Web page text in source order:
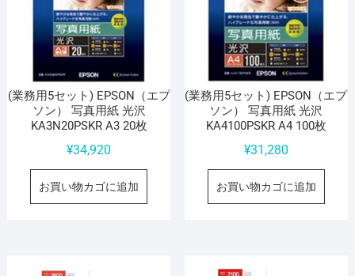
(業務用5セット) EPSON（エプ
ソン） 写真用紙 光沢
KA3N20PSKR A3 20枚
¥34,920
お買い物カゴに追加
(業務用5セット) EPSON（エプ
ソン） 写真用紙 光沢
KA4100PSKR A4 100枚
¥31,280
お買い物カゴに追加